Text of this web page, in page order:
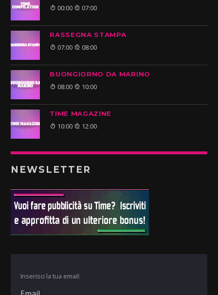
00:00 07:00
RASSEGNA STAMPA
07:00 08:00
BUONGIORNO DA MARINO
08:00 10:00
TIME MAGAZINE
10:00 12:00
NEWSLETTER
Inserisci la tua email: